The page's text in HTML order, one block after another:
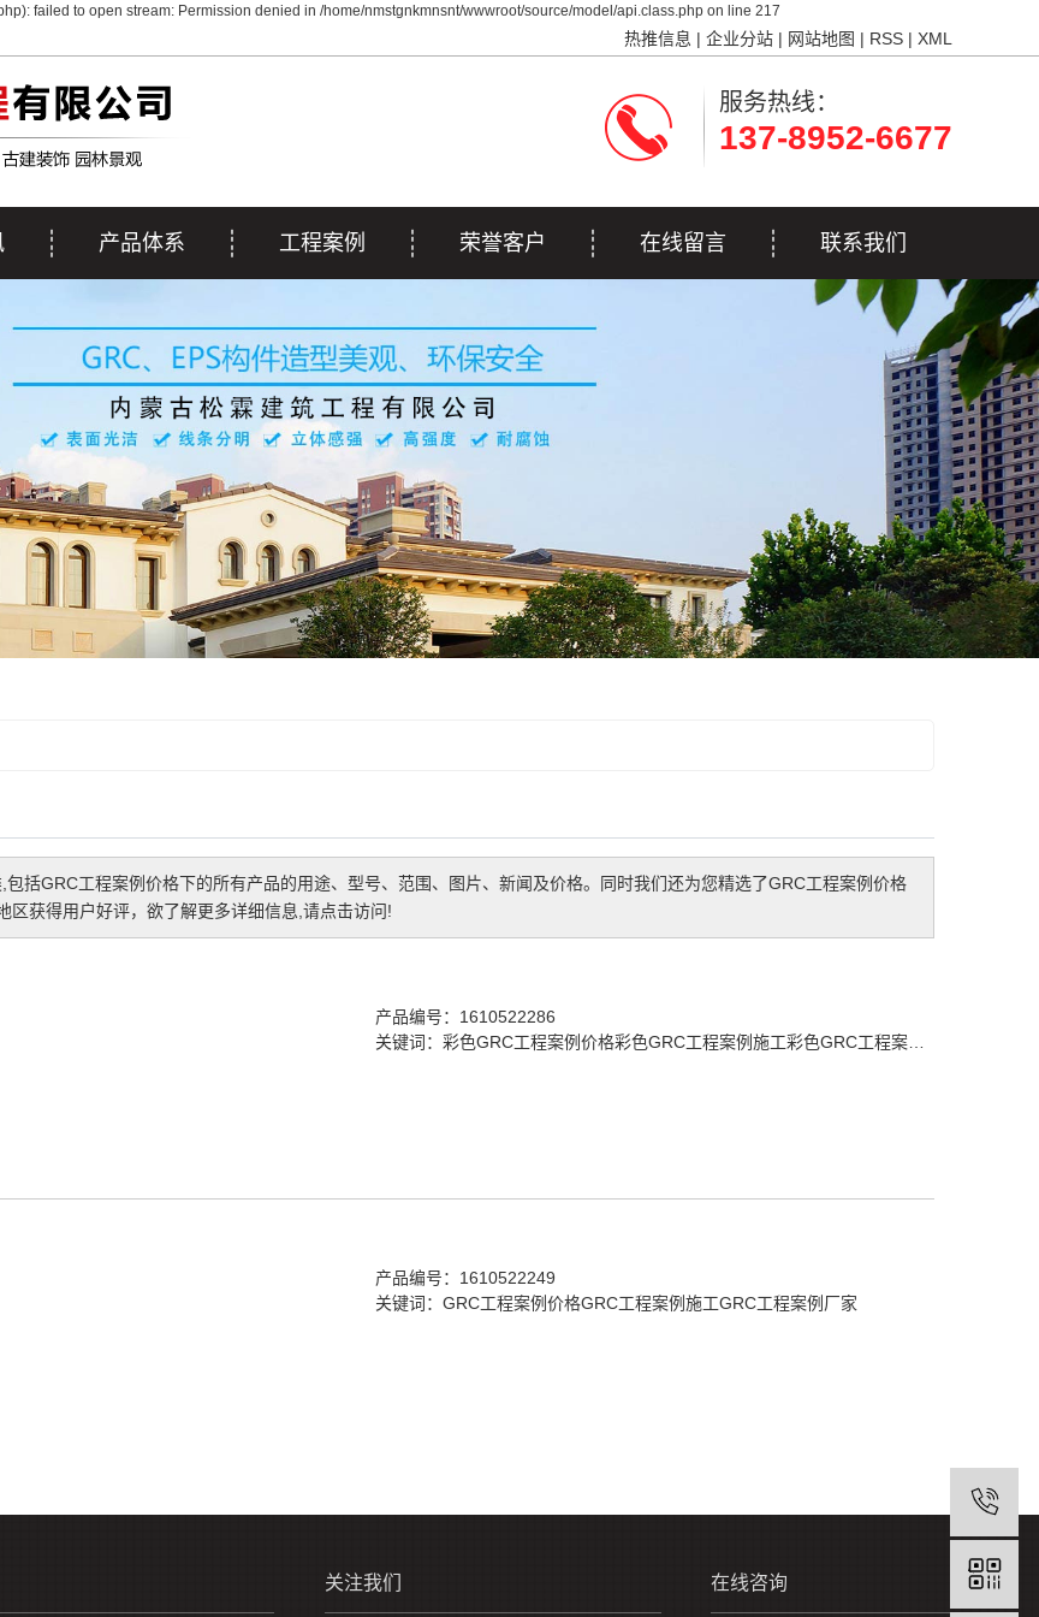
failed to open stream: Permission denied in /home/nmstgnkmnsnt/wwwroot/source/model/api.class.php on line 217
热推信息 | 企业分站 | 网站地图 | RSS | XML
服务热线：
137-8952-6677
产品体系
GRC&彩色GRC
GRG系列
雕塑系列
浮雕系列
艺术围栏
古建装饰
园林景观
工程案例
施工案例
荣誉客户 在线留言 联系我们
联系我们
包括GRC工程案例价格下的所有产品的用途、型号、范围、图片、新闻及价格。同时我们还为您精选了GRC工程案例价格
获得用户好评，欲了解更多详细信息,请点击访问!
产品编号：1610522286
关键词： 彩色GRC工程案例价格彩色GRC工程案例施工彩色GRC工程案例厂家
产品编号：1610522249
关键词： GRC工程案例价格GRC工程案例施工GRC工程案例厂家
关注我们 在线咨询